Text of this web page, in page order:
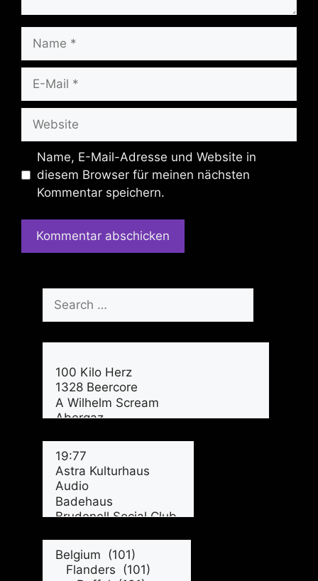
Mail
Name, E-Mail-Adresse und Website in
diesem Browser für meinen nächsten
Kommentar speichern.